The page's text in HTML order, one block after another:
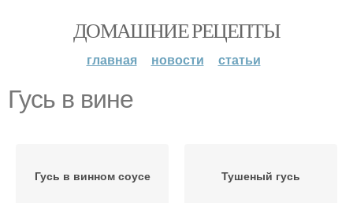
ДОМАШНИЕ РЕЦЕПТЫ
главная новости статьи
Гусь в вине
Гусь в винном соусе Тушеный гусь